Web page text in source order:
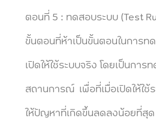
ตอนที่ 5 : ทดสอบระบบ (Test
ขั้นตอนที่ห้าเป็นขั้นตอนในการท
เปิดให้ใช้ระบบจริง โดยเป็นกา
สถานการณ์ เพื่อที่เมื่อเปิดให้ใช้
ให้ปัญหาที่เกิดขึ้นลดลงน้อยที่สุ